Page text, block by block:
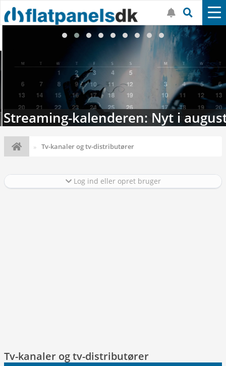
Streaming-kalenderen: Nyt i august
Tv-kanaler og tv-distributører
Log ind eller opret bruger
Tv-kanaler og tv-distributører